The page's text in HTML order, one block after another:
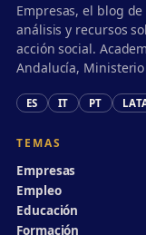
Empresas, el blog
análisis y recursos
acción social.
Andalucía, Ministerio
ES IT PT
TEMAS
Empresas
Empleo
Educación
Formación